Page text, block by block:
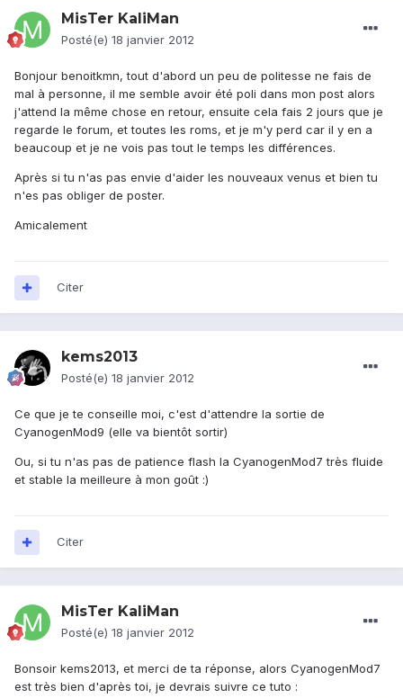
MisTer KaliMan
Posté(e) 18 janvier 2012
Bonjour benoitkmn, tout d'abord un peu de politesse ne fais de
mal à personne, il me semble avoir été poli dans mon post alors
j'attend la même chose en retour, ensuite cela fais 2 jours que je
regarde le forum, et toutes les roms, et je m'y perd car il y en a
beaucoup et je ne vois pas tout le temps les différences.
Après si tu n'as pas envie d'aider les nouveaux venus et bien tu
n'es pas obliger de poster.
Amicalement
Citer
kems2013
Posté(e) 18 janvier 2012
Ce que je te conseille moi, c'est d'attendre la sortie de
CyanogenMod9 (elle va bientôt sortir)
Ou, si tu n'as pas de patience flash la CyanogenMod7 très fluide
et stable la meilleure à mon goût :)
Citer
MisTer KaliMan
Posté(e) 18 janvier 2012
Bonsoir kems2013, et merci de ta réponse, alors CyanogenMod7
est très bien d'après toi, je devrais suivre ce tuto :